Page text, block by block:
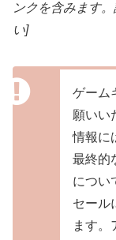
ンクを含みます
い]
ゲーム
願いい
情報に
最終的
につい
セール
ます。